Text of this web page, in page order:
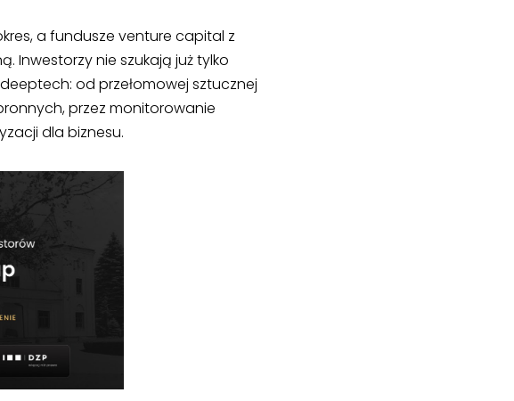
a fundusze venture capital z
Inwestorzy nie szukają już tylko
od przełomowej sztucznej
przez monitorowanie
dla biznesu.